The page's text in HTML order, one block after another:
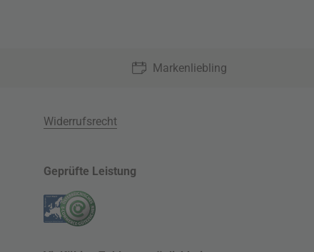
Markenliebling
Widerrufsrecht
Geprüfte Leistung